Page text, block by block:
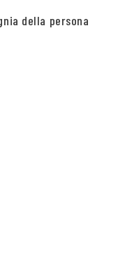
della persona